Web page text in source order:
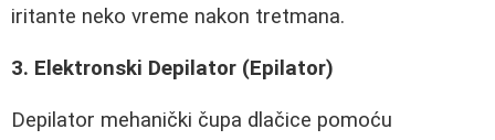
iritante neko vreme nakon tretmana.
3. Elektronski Depilator (Epilator)
Depilator mehanički čupa dlačice pomoću